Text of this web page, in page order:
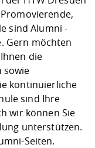
sind Alumni -
Gern möchten
die
sowie
kontinuierliche
sind Ihre
wir können Sie
unterstützen.
Seiten.